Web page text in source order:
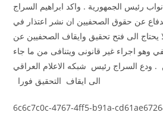
رئيس الجمهورية . واكد ابراهيم السراج
عن حقوق الصحفيين ان نشر اعتذار في
الى فتح تحقيق وايقاف الصحفيين عن
وهو اجراء غير قانونى ويتنافى من ما جاء
ودع السراج رئيس شبكه الاعلام العراقي
الى ايقاف التحقيق فورا
6c6c7c0c-4767-4ff5-b91a-